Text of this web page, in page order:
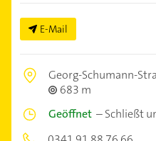
E-Mail
Georg-Schumann-
683 m
Geöffnet –Schließt